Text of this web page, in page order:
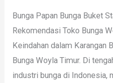
Bunga Papan Bunga Buket
Rekomendasi Toko Bunga
Keindahan dalam Karangan
Bunga Woyla Timur. Di
industri bunga di Indonesia,